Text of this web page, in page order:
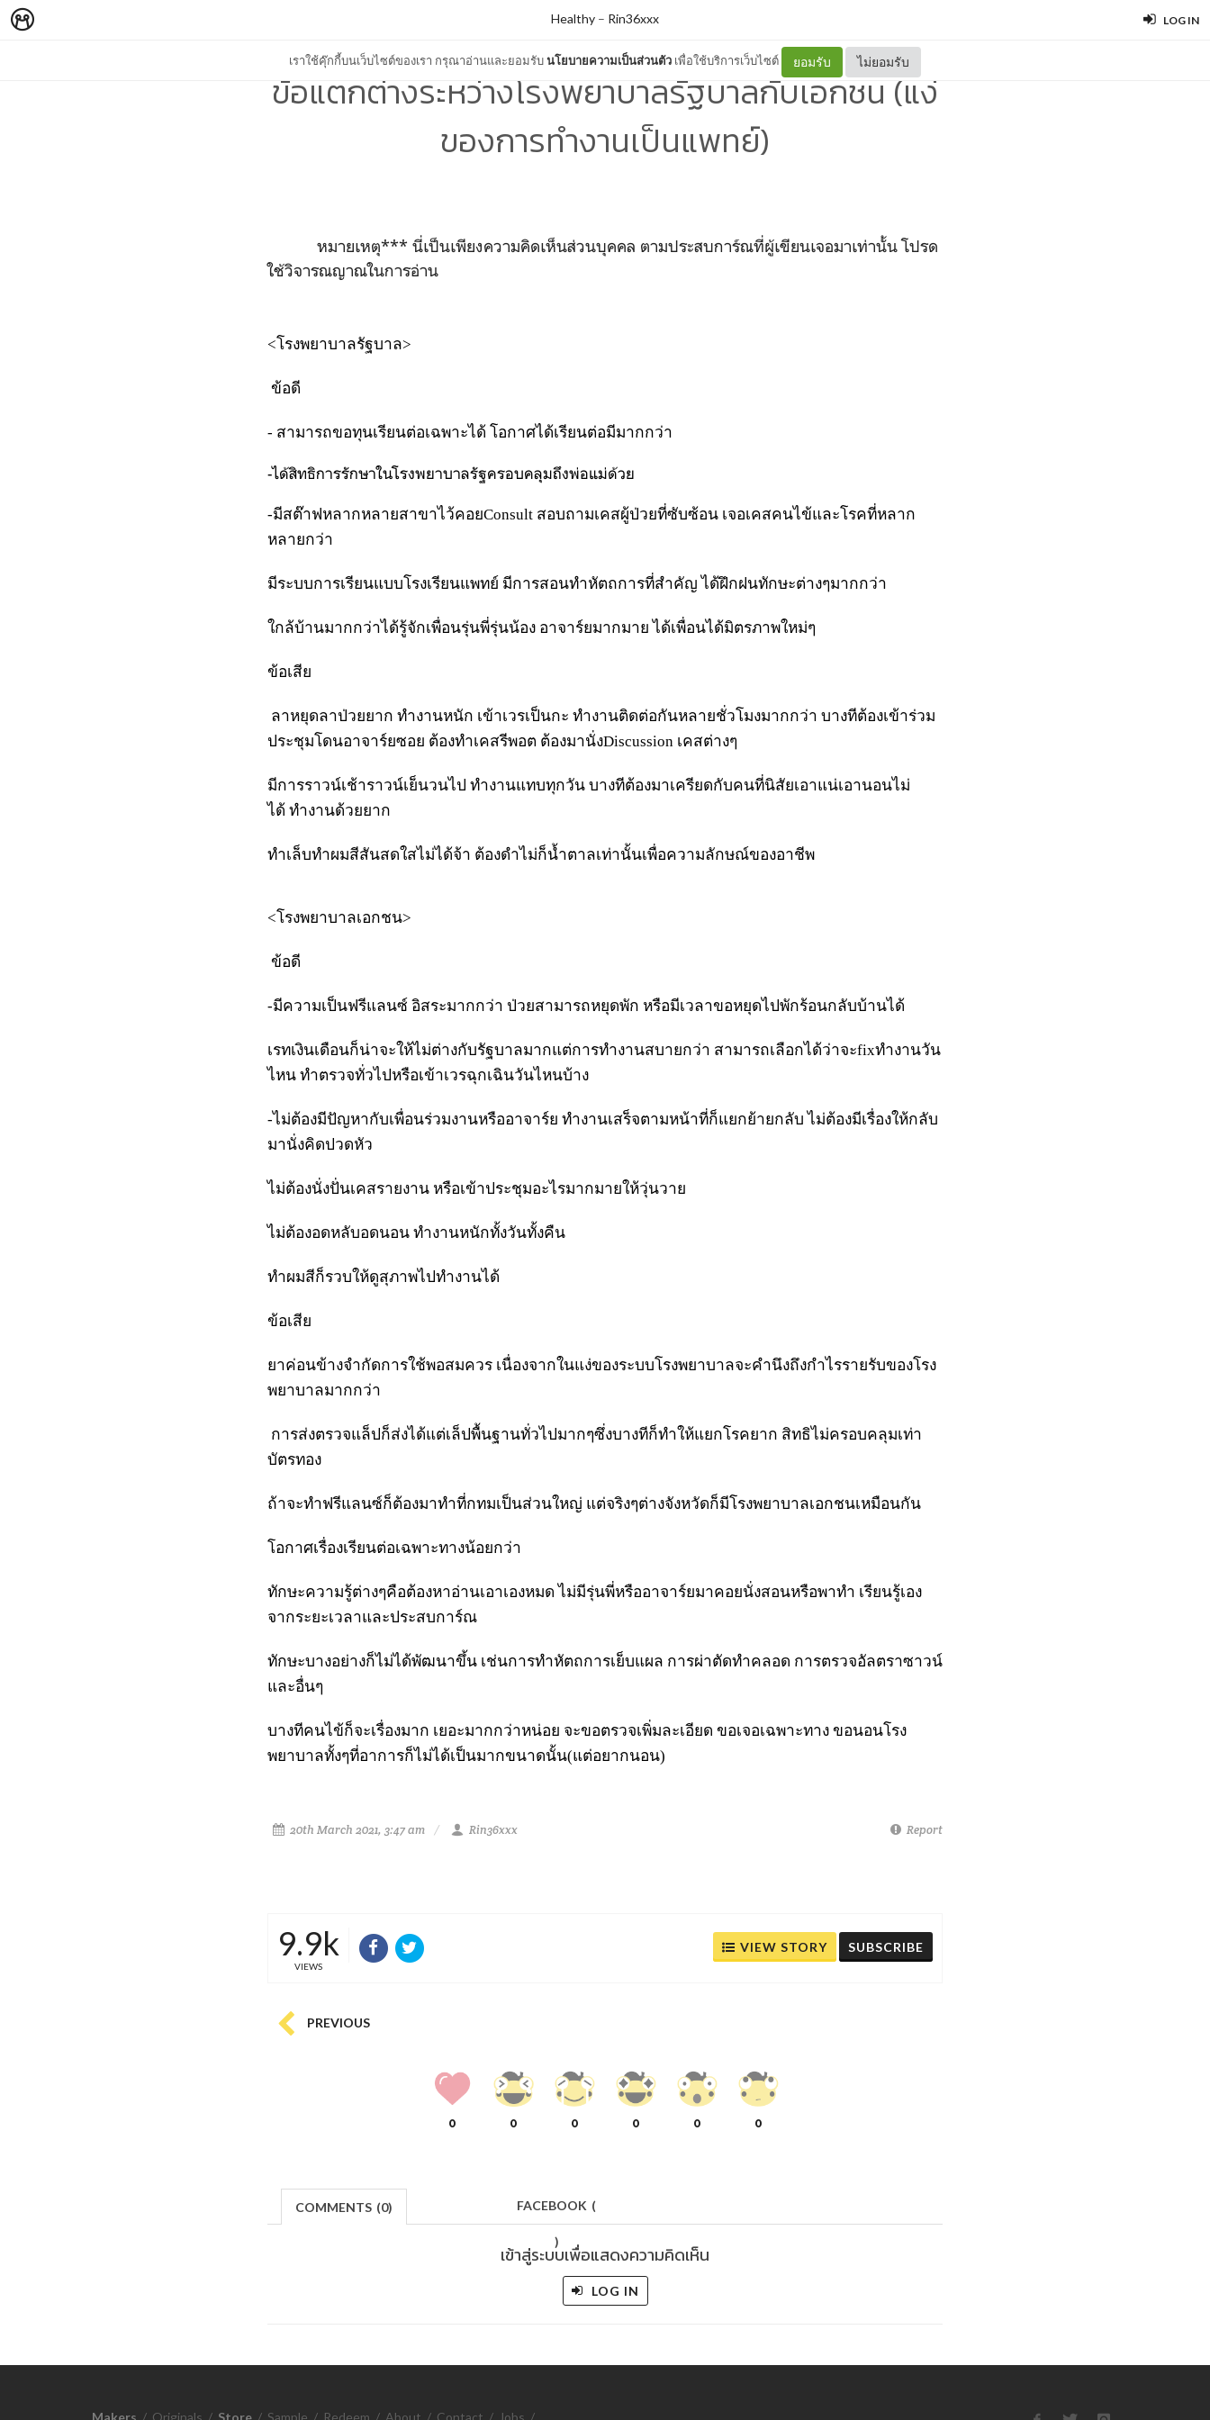
LOG IN
เราใช้คุ๊กกี้บนเว็บไซต์ของเรา กรุณาอ่านและยอมรับนโยบายความเป็นส่วนตัว เพื่อใช้บริการเว็บไซต์ ยอมรับ ไม่ยอมรับ
Healthy – Rin36xxx
ข้อแตกต่างระหว่างโรงพยาบาลรัฐบาลกับเอกชน (แง่
ของการทำงานเป็นแพทย์)
หมายเหตุ*** นี่เป็นเพียงความคิดเห็นส่วนบุคคล ตามประสบการ์ณที่ผู้เขียนเจอมาเท่านั้น โปรด
ใช้วิจารณญาณในการอ่าน
<โรงพยาบาลรัฐบาล>
ข้อดี
- สามารถขอทุนเรียนต่อเฉพาะได้ โอกาศได้เรียนต่อมีมากกว่า
-ได้สิทธิการรักษาในโรงพยาบาลรัฐครอบคลุมถึงพ่อแม่ด้วย
-มีสต๊าฟหลากหลายสาขาไว้คอยConsult สอบถามเคสผู้ป่วยที่ซับซ้อน เจอเคสคนไข้และโรคที่หลาก
หลายกว่า
มีระบบการเรียนแบบโรงเรียนแพทย์ มีการสอนทำหัตถการที่สำคัญ ได้ฝึกฝนทักษะต่างๆมากกว่า
ใกล้บ้านมากกว่าได้รู้จักเพื่อนรุ่นพี่รุ่นน้อง อาจาร์ยมากมาย ได้เพื่อนได้มิตรภาพใหม่ๆ
ข้อเสีย
ลาหยุดลาป่วยยาก ทำงานหนัก เข้าเวรเป็นกะ ทำงานติดต่อกันหลายชั่วโมงมากกว่า บางทีต้องเข้าร่วม
ประชุมโดนอาจาร์ยซอย ต้องทำเคสรีพอต ต้องมานั่งDiscussion เคสต่างๆ
มีการราวน์เช้าราวน์เย็นวนไป ทำงานแทบทุกวัน บางทีต้องมาเครียดกับคนที่นิสัยเอาแน่เอานอนไม่
ได้ ทำงานด้วยยาก
ทำเล็บทำผมสีสันสดใสไม่ได้จ้า ต้องดำไม่ก็น้ำตาลเท่านั้นเพื่อความลักษณ์ของอาชีพ
<โรงพยาบาลเอกชน>
ข้อดี
-มีความเป็นฟรีแลนซ์ อิสระมากกว่า ป่วยสามารถหยุดพัก หรือมีเวลาขอหยุดไปพักร้อนกลับบ้านได้
เรทเงินเดือนก็น่าจะให้ไม่ต่างกับรัฐบาลมากแต่การทำงานสบายกว่า สามารถเลือกได้ว่าจะfixทำงานวัน
ไหน ทำตรวจทั่วไปหรือเข้าเวรฉุกเฉินวันไหนบ้าง
-ไม่ต้องมีปัญหากับเพื่อนร่วมงานหรืออาจาร์ย ทำงานเสร็จตามหน้าที่ก็แยกย้ายกลับ ไม่ต้องมีเรื่องให้กลับ
มานั่งคิดปวดหัว
ไม่ต้องนั่งปั่นเคสรายงาน หรือเข้าประชุมอะไรมากมายให้วุ่นวาย
ไม่ต้องอดหลับอดนอน ทำงานหนักทั้งวันทั้งคืน
ทำผมสีก็รวบให้ดูสุภาพไปทำงานได้
ข้อเสีย
ยาค่อนข้างจำกัดการใช้พอสมควร เนื่องจากในแง่ของระบบโรงพยาบาลจะคำนึงถึงกำไรรายรับของโรง
พยาบาลมากกว่า
การส่งตรวจแล็ปก็ส่งได้แต่เล็ปพื้นฐานทั่วไปมากๆซึ่งบางทีก็ทำให้แยกโรคยาก สิทธิไม่ครอบคลุมเท่า
บัตรทอง
ถ้าจะทำฟรีแลนซ์ก็ต้องมาทำที่กทมเป็นส่วนใหญ่ แต่จริงๆต่างจังหวัดก็มีโรงพยาบาลเอกชนเหมือนกัน
โอกาศเรื่องเรียนต่อเฉพาะทางน้อยกว่า
ทักษะความรู้ต่างๆคือต้องหาอ่านเอาเองหมด ไม่มีรุ่นพี่หรืออาจาร์ยมาคอยนั่งสอนหรือพาทำ เรียนรู้เอง
จากระยะเวลาและประสบการ์ณ
ทักษะบางอย่างก็ไม่ได้พัฒนาขึ้น เช่นการทำหัตถการเย็บแผล การผ่าตัดทำคลอด การตรวจอัลตราซาวน์
และอื่นๆ
บางทีคนไข้ก็จะเรื่องมาก เยอะมากกว่าหน่อย จะขอตรวจเพิ่มละเอียด ขอเจอเฉพาะทาง ขอนอนโรง
พยาบาลทั้งๆที่อาการก็ไม่ได้เป็นมากขนาดนั้น(แต่อยากนอน)
20th March 2021, 3:47 am Rin36xxx Report
9.9k
VIEWS
VIEW STORY SUBSCRIBE
PREVIOUS
0 0 0 0 0 0
COMMENTS (0) FACEBOOK (
)
เข้าสู่ระบบเพื่อแสดงความคิดเห็น
LOG IN